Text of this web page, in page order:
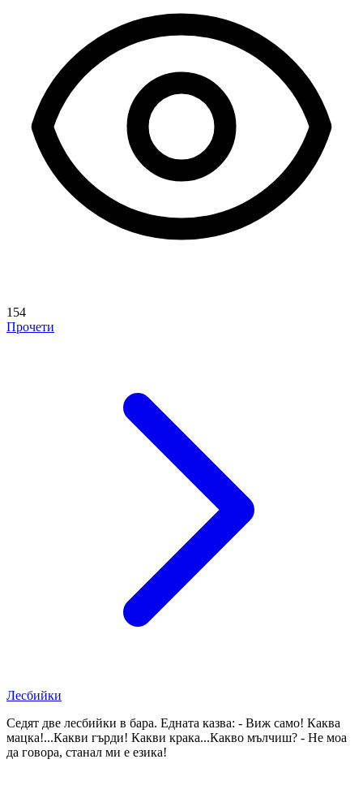
154
Прочети
Лесбийки
Седят две лесбийки в бара. Едната казва: - Виж само! Каква
мацка!...Какви гърди! Какви крака...Какво мълчиш? - Не моа
да говора, станал ми е езика!